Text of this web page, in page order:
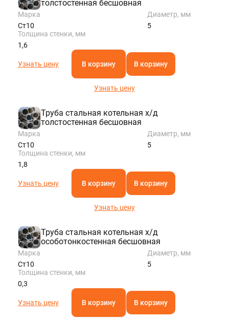
толстостенная бесшовная
Марка
Ст10
Диаметр, мм
5
Толщина стенки, мм
1,6
Узнать цену В корзину В корзину
Узнать цену
Труба стальная котельная х/д
толстостенная бесшовная
Марка
Ст10
Диаметр, мм
5
Толщина стенки, мм
1,8
Узнать цену В корзину В корзину
Узнать цену
Труба стальная котельная х/д
особотонкостенная бесшовная
Марка
Ст10
Диаметр, мм
5
Толщина стенки, мм
0,3
Узнать цену В корзину В корзину